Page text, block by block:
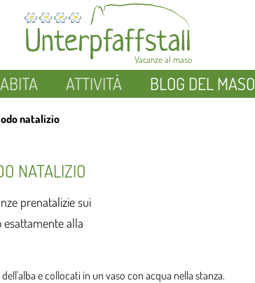
Vacanze al maso
ATTIVITÀ BLOG DEL MASO
natalizio
NATALIZIO
prenatalizie sui
esattamente alla
e collocati in un vaso con acqua nella stanza.